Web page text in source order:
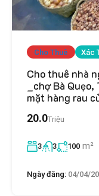
Cho Thuê Xác
Cho thuê nhà
_chợ Bà
mặt hàng rau
20.0Triệu
3 3 100 m²
Ngày đăng: 04/04/